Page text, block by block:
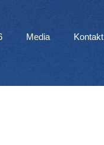
Media Kontakt